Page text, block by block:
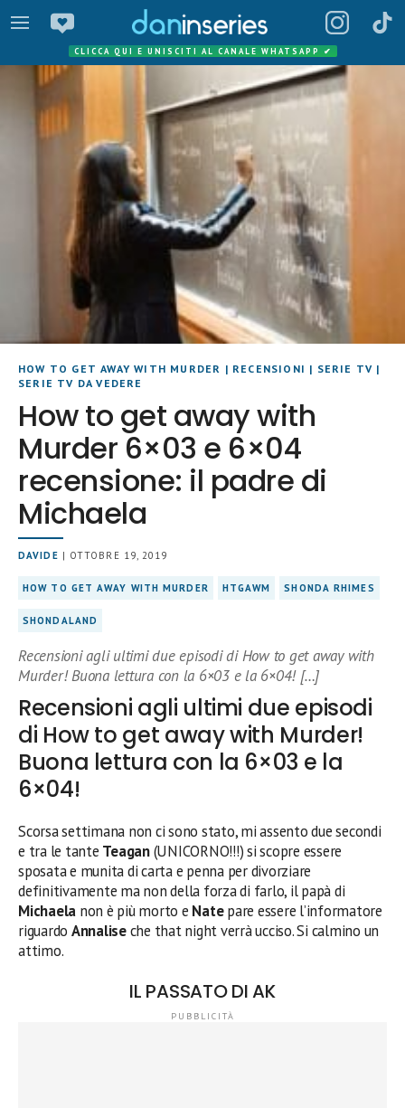
CLICCA QUI E UNISCITI AL CANALE WHATSAPP ✔
HOW TO GET AWAY WITH MURDER | RECENSIONI | SERIE TV |
SERIE TV DA VEDERE
How to get away with
Murder 6×03 e 6×04
recensione: il padre di
Michaela
DAVIDE | OTTOBRE 19, 2019
HOW TO GET AWAY WITH MURDER HTGAWM SHONDA RHIMES
SHONDALAND
Recensioni agli ultimi due episodi di How to get away with
Murder! Buona lettura con la 6×03 e la 6×04! […]
Recensioni agli ultimi due episodi
di How to get away with Murder!
Buona lettura con la 6×03 e la
6×04!
Scorsa settimana non ci sono stato, mi assento due secondi
e tra le tante Teagan(UNICORNO!!!) si scopre essere
sposata e munita di carta e penna per divorziare
definitivamente ma non della forza di farlo, il papà di
Michaela non è più morto e Natepare essere l’informatore
riguardo Annaliseche that night verrà ucciso. Si calmino un
attimo.
IL PASSATO DI AK